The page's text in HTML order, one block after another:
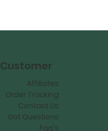
Customer
Affiliates
Order Tracking
Contact Us
Got Questions
Faq's